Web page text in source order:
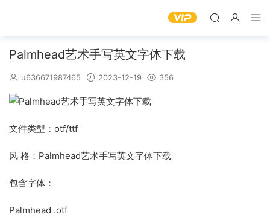
Palmhead艺术手写英文字体下载
u636671987465 2023-12-19 356
文件类型：otf/ttf
风 格：Palmhead艺术手写英文字体下载
包含字体：
Palmhead .otf